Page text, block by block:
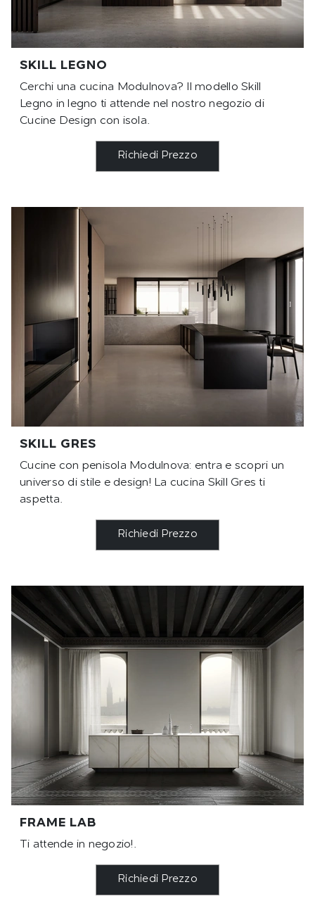
SKILL LEGNO
Cerchi una cucina Modulnova? Il modello Skill
Legno in legno ti attende nel nostro negozio di
Cucine Design con isola.
Richiedi Prezzo
SKILL GRES
Cucine con penisola Modulnova: entra e scopri un
universo di stile e design! La cucina Skill Gres ti
aspetta.
Richiedi Prezzo
FRAME LAB
Ti attende in negozio!.
Richiedi Prezzo